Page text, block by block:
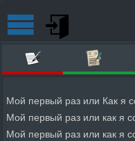
Мой первый раз или Как я
Мой первый раз или как я
Мой первый раз или как я